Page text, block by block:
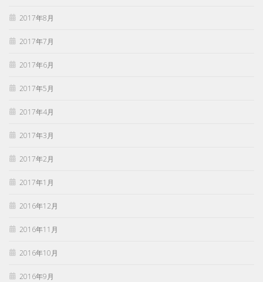
2017年8月
2017年7月
2017年6月
2017年5月
2017年4月
2017年3月
2017年2月
2017年1月
2016年12月
2016年11月
2016年10月
2016年9月